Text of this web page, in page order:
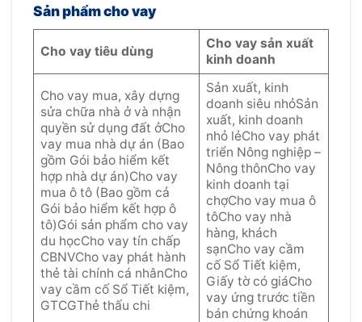
Sản phẩm cho vay
Cho vay tiêu dùng
Cho vay sản xuất
kinh doanh
Cho vay mua, xây dựng
sửa chữa nhà ở và nhận
quyền sử dụng đất ởCho
vay mua nhà dự án (Bao
gồm Gói bảo hiểm kết
hợp nhà dự án)Cho vay
mua ô tô (Bao gồm cả
Gói bảo hiểm kết hợp ô
tô)Gói sản phẩm cho vay
du họcCho vay tín chấp
CBNVCho vay phát hành
thẻ tài chính cá nhânCho
vay cầm cố Sổ Tiết kiệm,
GTCGThẻ thấu chi
Sản xuất, kinh
doanh siêu nhỏSản
xuất, kinh doanh
nhỏ lẻCho vay phát
triển Nông nghiệp –
Nông thônCho vay
kinh doanh tại
chợCho vay mua ô
tôCho vay nhà
hàng, khách
sạnCho vay cầm
cố Sổ Tiết kiệm,
Giấy tờ có giáCho
vay ứng trước tiền
bán chứng khoán